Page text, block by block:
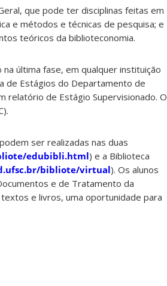
que pode ter disciplinas feitas em
e métodos e técnicas de pesquisa; e
teóricos da biblioteconomia.
última fase, em qualquer instituição
de Estágios do Departamento de
relatório de Estágio Supervisionado. O
ser realizadas nas duas
edubibli.html) e a Biblioteca
bibliote/virtual). Os alunos
e de Tratamento da
e livros, uma oportunidade para